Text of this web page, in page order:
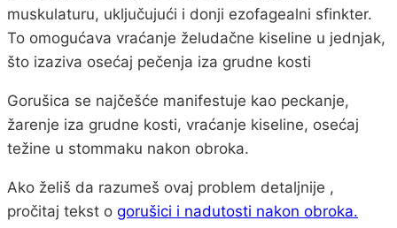
muskulaturu, uključujući i donji ezofagealni sfinkter.
To omogućava vraćanje želudačne kiseline u jednjak,
što izaziva osećaj pečenja iza grudne kosti
Gorušica se najčešće manifestuje kao peckanje,
žarenje iza grudne kosti, vraćanje kiseline, osećaj
težine u stommaku nakon obroka.
Ako želiš da razumeš ovaj problem detaljnije ,
pročitaj tekst o gorušici i nadutosti nakon obroka.